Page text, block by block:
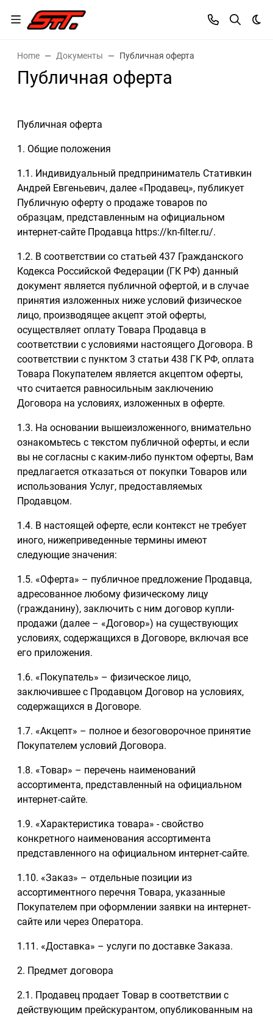
Home Документы Публичная оферта
Публичная оферта
Публичная оферта
1. Общие положения
1.1. Индивидуальный предприниматель Стативкин
Андрей Евгеньевич, далее «Продавец», публикует
Публичную оферту о продаже товаров по
образцам, представленным на официальном
интернет-сайте Продавца https://kn-filter.ru/.
1.2. В соответствии со статьей 437 Гражданского
Кодекса Российской Федерации (ГК РФ) данный
документ является публичной офертой, и в случае
принятия изложенных ниже условий физическое
лицо, производящее акцепт этой оферты,
осуществляет оплату Товара Продавца в
соответствии с условиями настоящего Договора. В
соответствии с пунктом 3 статьи 438 ГК РФ, оплата
Товара Покупателем является акцептом оферты,
что считается равносильным заключению
Договора на условиях, изложенных в оферте.
1.3. На основании вышеизложенного, внимательно
ознакомьтесь с текстом публичной оферты, и если
вы не согласны с каким-либо пунктом оферты, Вам
предлагается отказаться от покупки Товаров или
использования Услуг, предоставляемых
Продавцом.
1.4. В настоящей оферте, если контекст не требует
иного, нижеприведенные термины имеют
следующие значения:
1.5. «Оферта» – публичное предложение Продавца,
адресованное любому физическому лицу
(гражданину), заключить с ним договор купли-
продажи (далее – «Договор») на существующих
условиях, содержащихся в Договоре, включая все
его приложения.
1.6. «Покупатель» – физическое лицо,
заключившее с Продавцом Договор на условиях,
содержащихся в Договоре.
1.7. «Акцепт» – полное и безоговорочное принятие
Покупателем условий Договора.
1.8. «Товар» – перечень наименований
ассортимента, представленный на официальном
интернет-сайте.
1.9. «Характеристика товара» - свойство
конкретного наименования ассортимента
представленного на официальном интернет-сайте.
1.10. «Заказ» – отдельные позиции из
ассортиментного перечня Товара, указанные
Покупателем при оформлении заявки на интернет-
сайте или через Оператора.
1.11. «Доставка» – услуги по доставке Заказа.
2. Предмет договора
2.1. Продавец продает Товар в соответствии с
действующим прейскурантом, опубликованным на